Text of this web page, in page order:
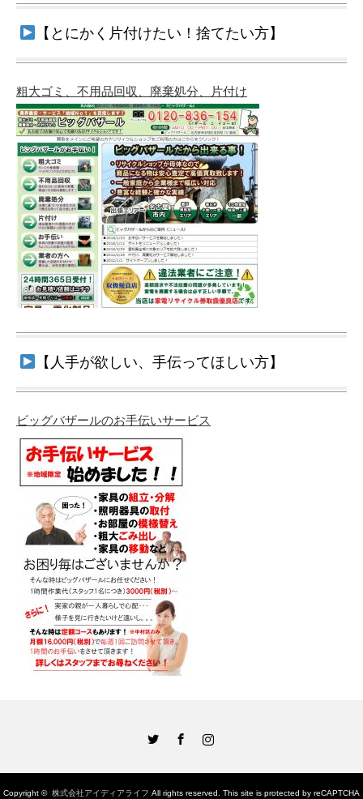
【とにかく片付けたい！捨てたい方】
粗大ゴミ、不用品回収、廃棄処分、片付け
【人手が欲しい、手伝ってほしい方】
ビッグバザールのお手伝いサービス
Instagram
Copyright © 株式会社アイディアライフ All rights reserved. This site is protected by reCAPTCHA